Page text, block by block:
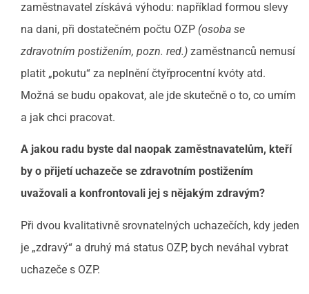
zaměstnavatel získává výhodu: například formou slevy
na dani, při dostatečném počtu OZP (osoba se
zdravotním postižením, pozn. red.) zaměstnanců nemusí
platit „pokutu“ za neplnění čtyřprocentní kvóty atd.
Možná se budu opakovat, ale jde skutečně o to, co umím
a jak chci pracovat.
A jakou radu byste dal naopak zaměstnavatelům, kteří
by o přijetí uchazeče se zdravotním postižením
uvažovali a konfrontovali jej s nějakým zdravým?
Při dvou kvalitativně srovnatelných uchazečích, kdy jeden
je „zdravý“ a druhý má status OZP, bych neváhal vybrat
uchazeče s OZP.